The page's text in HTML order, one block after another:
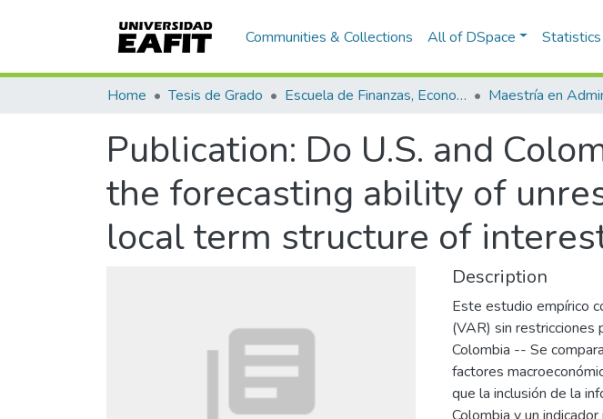
Communities & Collections All of DSpace Statistics
Home Tesis de Grado Escuela de Finanzas, Economía y Gobierno
Publication: Do U.S. and
the forecasting ability of
local term structure of
Description
Este estudio empírico
(VAR) sin
Colombia -- Se
factores
que la inclusión de la